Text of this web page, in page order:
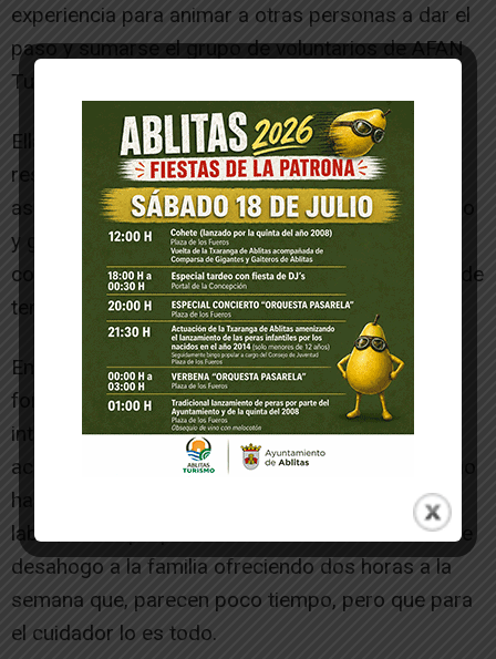
experiencia para animar a otras personas a dar el
paso y sumarse el grupo de voluntarios de AFAN
Tudela.
Ella misma, reconoce que se sumó al proyecto
respondiendo a uno de los llamamientos de la
asociación para buscar voluntarios. «Tenía tiempo
y ganas de hacer algo. He sido familiar y
cocuidadora, y conocía las necesidades que puede
tener un familiar con una persona a su cargo».
En este tiempo, asegura, ha recibido una
formación que valora como muy buena e
interesante para realizar una labor de
acompañamiento que complace al afectado como
hace el cuidador principal pero sin sustituir esta
labor, con el propósito de ofrecer un momento de
desahogo a la familia ofreciendo dos horas a la
semana que, parecen poco tiempo, pero que para
el cuidador lo es todo.